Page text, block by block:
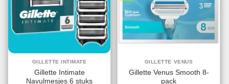
GILLETTE INTIMATE
Gillette Intimate
Navulmesjes 6 stuks
GILLETTE VENUS
Gillette Venus Smooth 8-
pack